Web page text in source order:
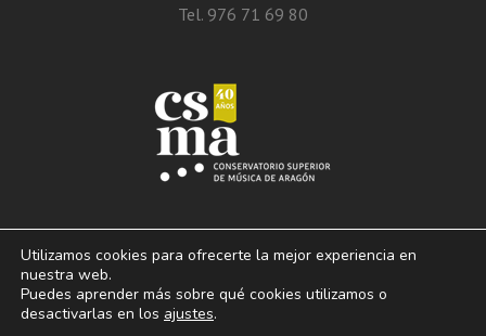
Tel. 976 71 69 80
© 2013 – 2026. Conservatorio Superior de Música de Aragón. Vía Hispanidad, n.º
Utilizamos cookies para ofrecerte la mejor experiencia en
nuestra web.
Puedes aprender más sobre qué cookies utilizamos o
desactivarlas en los ajustes.